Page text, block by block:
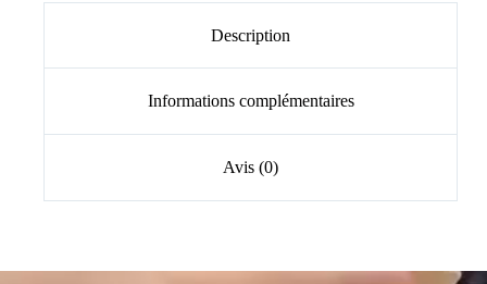
Description
Informations complémentaires
Avis (0)